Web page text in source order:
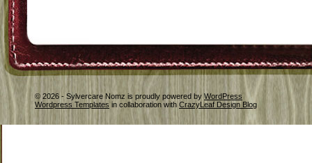
© 2026 - Sylvercare Nomz is proudly powered by WordPress
Wordpress Templates in collaboration with CrazyLeaf Design Blog